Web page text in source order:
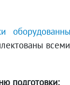
подготовки: